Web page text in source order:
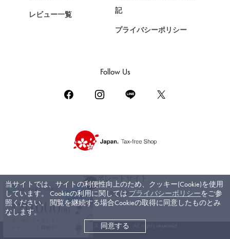
BVLGARI
ブルガリ
RICHARD MILLE
リシャール・ミル
当サイトでは、サイトの利便性向上のため、クッキー(Cookie)を使用
しています。 Cookieの利用に関しては プライバシーポリシーをご参
照ください。 閲覧を継続する場合Cookieの取得に同意したものとみ
なします。
同意する
レビュー一覧
記
プライバシーポリシー
Follow Us
コーポレートサイト
ブライダルサイト
©ジェムキャッスルゆきざき. All rights reserved.